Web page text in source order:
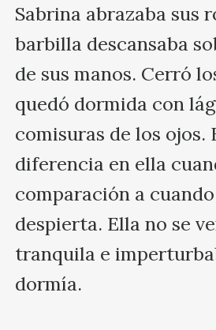
Sabrina abrazaba sus
barbilla descansaba
de sus manos. Cerró
quedó dormida con
comisuras de los ojos.
diferencia en ella
comparación a
despierta. Ella no se
tranquila e
dormía.